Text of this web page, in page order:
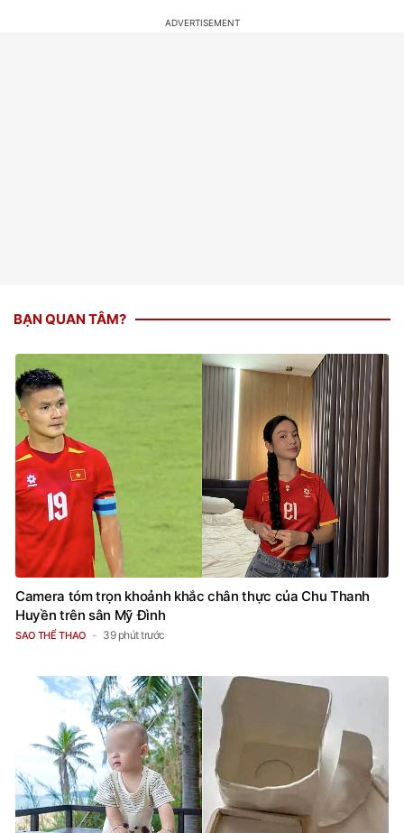
BẠN QUAN TÂM?
Camera tóm trọn khoảnh khắc chân thực của Chu Thanh
Huyền trên sân Mỹ Đình
SAO THỂ THAO 39 phút trước